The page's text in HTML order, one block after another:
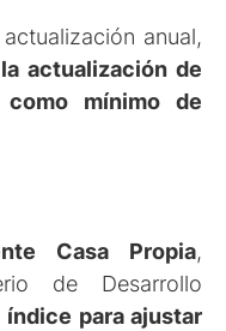
anual,
la actualización de
mínimo de
Casa Propia,
de Desarrollo
índice para ajustar